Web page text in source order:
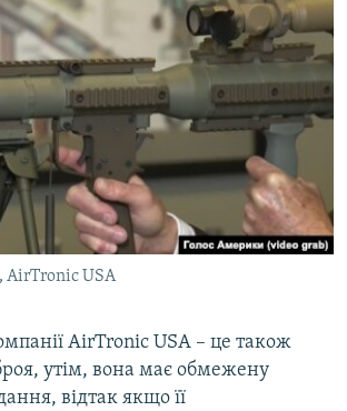
AirTronic USA
AirTronic USA – це також
утім, вона має обмежену
відтак якщо її